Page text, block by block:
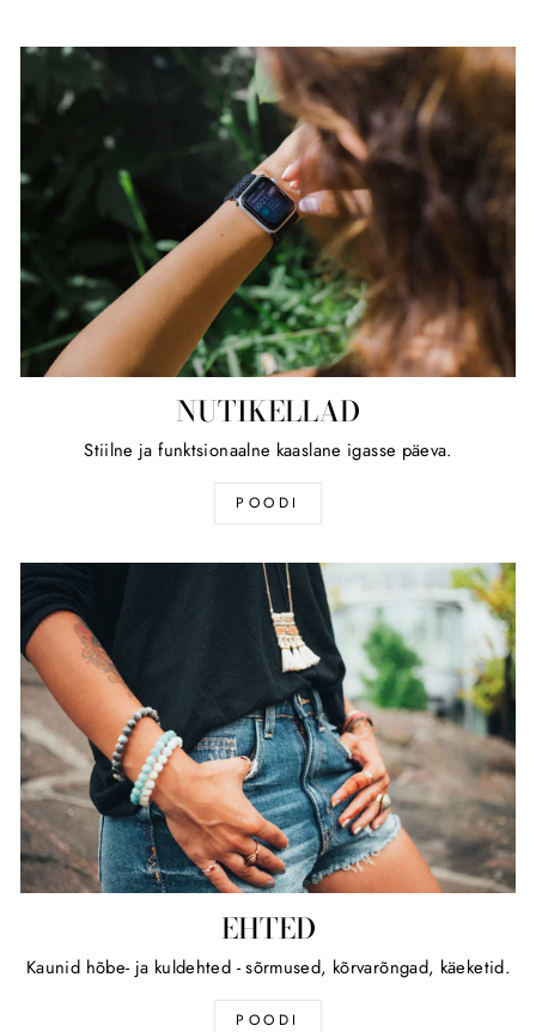
NUTIKELLAD
Stiilne ja funktsionaalne kaaslane igasse päeva.
POODI
EHTED
Kaunid hõbe- ja kuldehted - sõrmused, kõrvarõngad, käeketid.
POODI